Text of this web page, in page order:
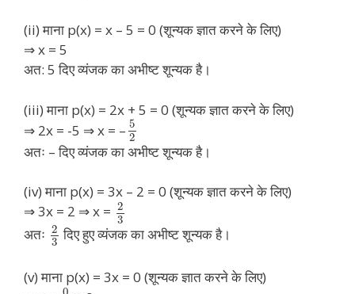
(ii) माना p(x) = x – 5 = 0 (शून्यक ज्ञात करने के लिए)
⇒ x = 5
अत: 5 दिए व्यंजक का अभीष्ट शून्यक है।
(iii) माना p(x) = 2x + 5 = 0 (शून्यक ज्ञात करने के लिए)
⇒ 2x = -5 ⇒ x = – 5
2
अतः – दिए व्यंजक का अभीष्ट शून्यक है।
(iv) माना p(x) = 3x – 2 = 0 (शून्यक ज्ञात करने के लिए)
⇒ 3x = 2 ⇒ x = 2
3
अतः 2
3 दिए हुए व्यंजक का अभीष्ट शून्यक है।
(v) माना p(x) = 3x = 0 (शून्यक ज्ञात करने के लिए)